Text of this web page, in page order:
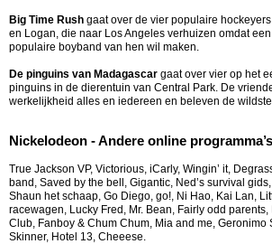
Big Time Rush gaat over de vier populaire
en Logan, die naar Los Angeles verhuizen omdat
populaire boyband van hen wil maken.
De pinguins van Madagascar gaat over vier op het
pinguins in de dierentuin van Central Park. De
werkelijkheid alles en iedereen en beleven de
Nickelodeon - Andere online
True Jackson VP, Victorious, iCarly, Wingin’ it,
band, Saved by the bell, Gigantic, Ned’s survival
Shaun het schaap, Go Diego, go!, Ni Hao, Kai Lan,
racewagen, Lucky Fred, Mr. Bean, Fairly odd
Club, Fanboy & Chum Chum, Mia and me, Geronimo
Skinner, Hotel 13, Cheeese.